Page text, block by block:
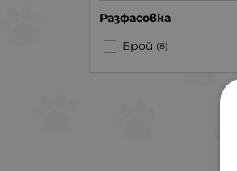
Разфасовка
Брой (8)